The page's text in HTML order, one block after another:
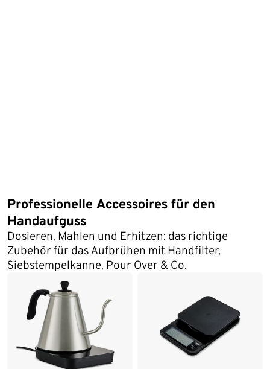
Professionelle Accessoires für den
Handaufguss
Dosieren, Mahlen und Erhitzen: das richtige
Zubehör für das Aufbrühen mit Handfilter,
Siebstempelkanne, Pour Over & Co.